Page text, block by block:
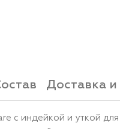
Доставка
с индейкой и уткой для